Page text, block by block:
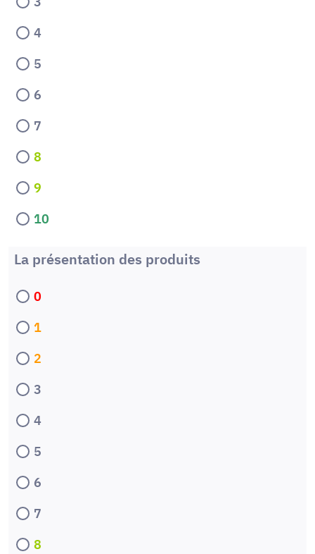
4
5
6
7
8
9
10
La présentation des produits
0
1
2
3
4
5
6
7
8